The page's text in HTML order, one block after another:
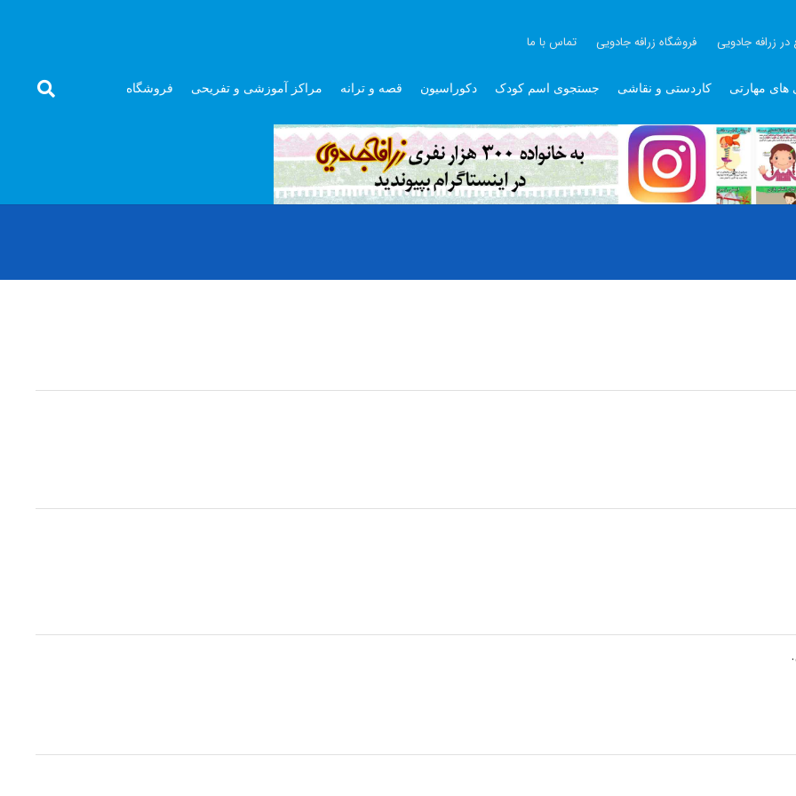
در زرافه جادویی فروشگاه زرافه جادویی تماس با ما
های مهارتی کاردستی و نقاشی جستجوی اسم کودک دکوراسیون قصه و ترانه مراکز آموزشی و تفریحی فروشگاه